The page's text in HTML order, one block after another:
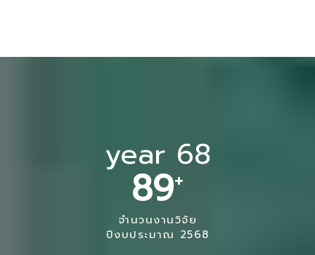
year 68
89+
จำนวนงานวิจัย
ปีงบประมาณ 2568